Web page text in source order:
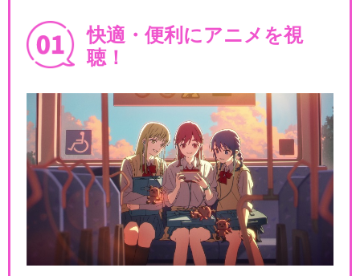
ーラームーン」-La…
ミュージカル「美少女戦士セ
ーラームーン」-Pe…
ミュージカル「美少女戦士セ
ーラームーン」-Am…
快適・便利にアニメを視
聴！